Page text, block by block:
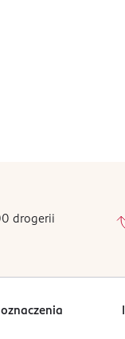
drogerii
oznaczenia